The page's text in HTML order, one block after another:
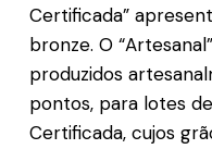
Certificada”
bronze. O
produzidos
pontos, para lotes
Certificada, cujos